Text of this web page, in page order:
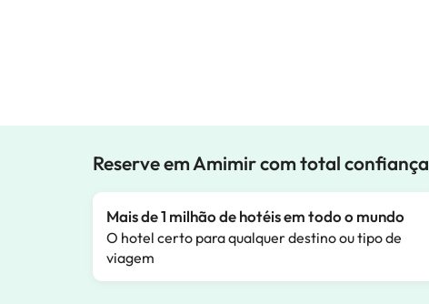
Reserve em Amimir com total confiança
Mais de 1 milhão de hotéis em todo o mundo
O hotel certo para qualquer destino ou tipo de
viagem